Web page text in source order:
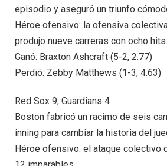
episodio y aseguró un triunfo
Héroe ofensivo: la ofensiva
produjo nueve carreras con ocho hits.
Ganó: Braxton Ashcraft (5-2, 2.77)
Perdió: Zebby Matthews (1-3, 4.63)
Red Sox 9, Guardians 4
Boston fabricó un racimo de seis
inning para cambiar la historia del
Héroe ofensivo: el ataque colectivo